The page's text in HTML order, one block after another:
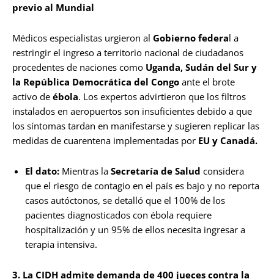
previo al Mundial
Médicos especialistas urgieron al Gobierno federal a
restringir el ingreso a territorio nacional de ciudadanos
procedentes de naciones como Uganda, Sudán del Sur y
la República Democrática del Congo ante el brote
activo de ébola. Los expertos advirtieron que los filtros
instalados en aeropuertos son insuficientes debido a que
los síntomas tardan en manifestarse y sugieren replicar las
medidas de cuarentena implementadas por EU y Canadá.
El dato: Mientras la Secretaría de Salud considera
que el riesgo de contagio en el país es bajo y no reporta
casos autóctonos, se detalló que el 100% de los
pacientes diagnosticados con ébola requiere
hospitalización y un 95% de ellos necesita ingresar a
terapia intensiva.
3. La CIDH admite demanda de 400 jueces contra la